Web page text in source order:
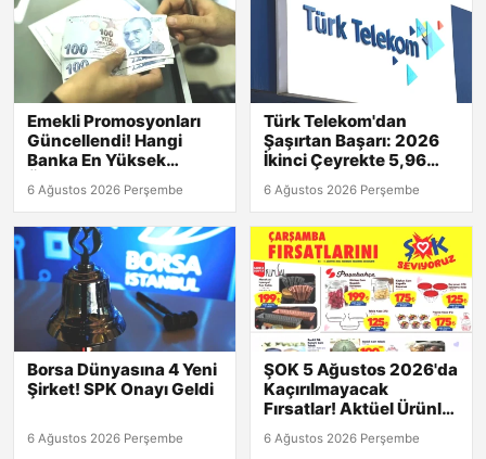
Emekli Promosyonları
Güncellendi! Hangi
Banka En Yüksek
Ödemeyi Yapıyor?
6 Ağustos 2026 Perşembe
Türk Telekom'dan
Şaşırtan Başarı: 2026
İkinci Çeyrekte 5,96
Milyar TL Net Kâr!
6 Ağustos 2026 Perşembe
Borsa Dünyasına 4 Yeni
Şirket! SPK Onayı Geldi
6 Ağustos 2026 Perşembe
ŞOK 5 Ağustos 2026'da
Kaçırılmayacak
Fırsatlar! Aktüel Ürünler
Kataloğu Burada!
6 Ağustos 2026 Perşembe